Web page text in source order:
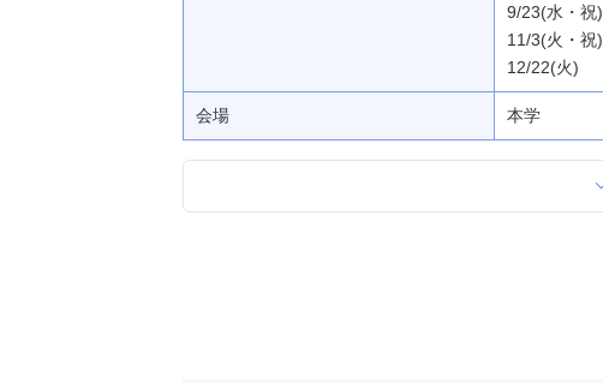
9/23(水・祝)
11/3(火・祝)
12/22(火)
会場 本学